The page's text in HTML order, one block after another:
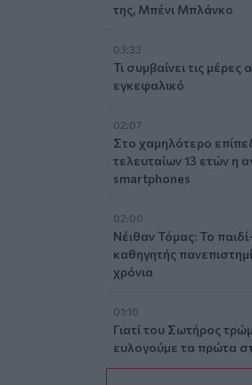
της, Μπένι Μπλάνκο
03:33
Τι συμβαίνει τις μέρες
εγκεφαλικό
02:07
Στο χαμηλότερο
τελευταίων 13 ετών η
smartphones
02:00
Νέιθαν Τόμας: Το
καθηγητής
χρόνια
01:10
Γιατί του Σωτήρος
ευλογούμε τα πρώτα